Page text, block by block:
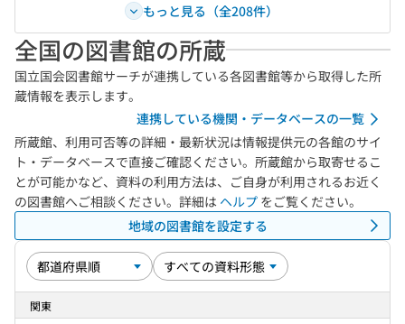
もっと見る（全208件）
全国の図書館の所蔵
国立国会図書館サーチが連携している各図書館等から取得した所
蔵情報を表示します。
連携している機関・データベースの一覧
所蔵館、利用可否等の詳細・最新状況は情報提供元の各館のサイ
ト・データベースで直接ご確認ください。所蔵館から取寄せるこ
とが可能かなど、資料の利用方法は、ご自身が利用されるお近く
の図書館へご相談ください。詳細は ヘルプ をご覧ください。
地域の図書館を設定する
関東